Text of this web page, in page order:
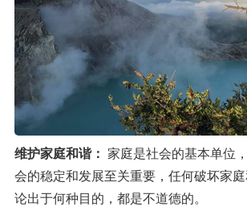
维护家庭和谐： 家庭是社会的基本单位
会的稳定和发展至关重要，任何破坏家
论出于何种目的，都是不道德的。